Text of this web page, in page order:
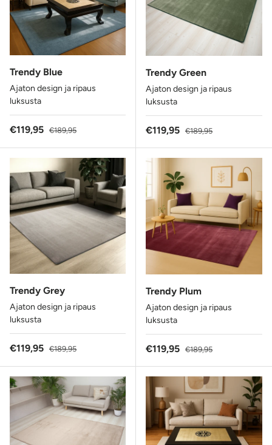
Trendy Blue
Ajaton design ja ripaus
luksusta
Alennushinta
€119,95 Normaalihinta
€189,95
Trendy Green
Ajaton design ja ripaus
luksusta
Alennushinta
€119,95 Normaalihinta
€189,95
Trendy Grey
Ajaton design ja ripaus
luksusta
Alennushinta
€119,95 Normaalihinta
€189,95
Trendy Plum
Ajaton design ja ripaus
luksusta
Alennushinta
€119,95 Normaalihinta
€189,95